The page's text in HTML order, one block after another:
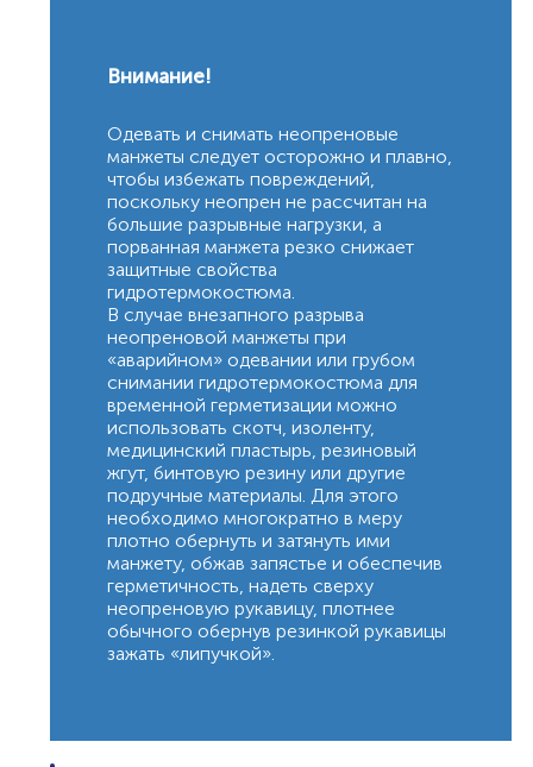
Внимание!
Одевать и снимать неопреновые
манжеты следует осторожно и плавно,
чтобы избежать повреждений,
поскольку неопрен не рассчитан на
большие разрывные нагрузки, а
порванная манжета резко снижает
защитные свойства
гидротермокостюма.
В случае внезапного разрыва
неопреновой манжеты при
«аварийном» одевании или грубом
снимании гидротермокостюма для
временной герметизации можно
использовать скотч, изоленту,
медицинский пластырь, резиновый
жгут, бинтовую резину или другие
подручные материалы. Для этого
необходимо многократно в меру
плотно обернуть и затянуть ими
манжету, обжав запястье и обеспечив
герметичность, надеть сверху
неопреновую рукавицу, плотнее
обычного обернув резинкой рукавицы
зажать «липучкой».